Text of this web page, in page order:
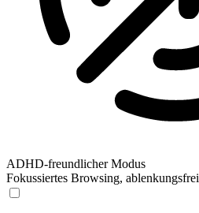
ADHD-freundlicher Modus
Fokussiertes Browsing, ablenkungsfrei